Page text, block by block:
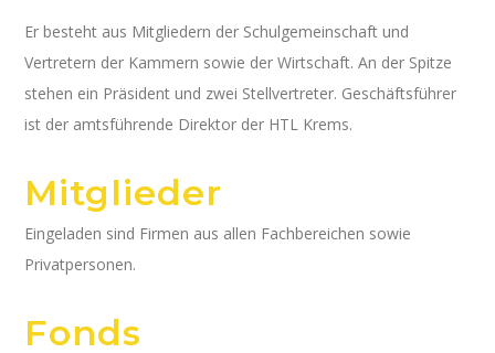
Er besteht aus Mitgliedern der Schulgemeinschaft und
Vertretern der Kammern sowie der Wirtschaft. An der Spitze
stehen ein Präsident und zwei Stellvertreter. Geschäftsführer
ist der amtsführende Direktor der HTL Krems.
Mitglieder
Eingeladen sind Firmen aus allen Fachbereichen sowie
Privatpersonen.
Fonds